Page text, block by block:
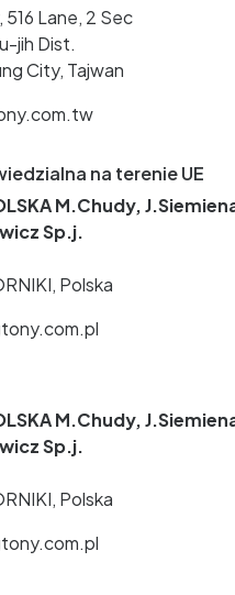
516 Lane, 2 Sec
jih Dist.
City, Tajwan
na terenie UE
M.Chudy,
Sp.j.
Polska
M.Chudy,
Sp.j.
Polska